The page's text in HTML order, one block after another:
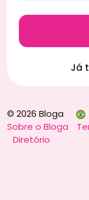
Já
© 2026 Bloga
Sobre o Bloga
Diretório